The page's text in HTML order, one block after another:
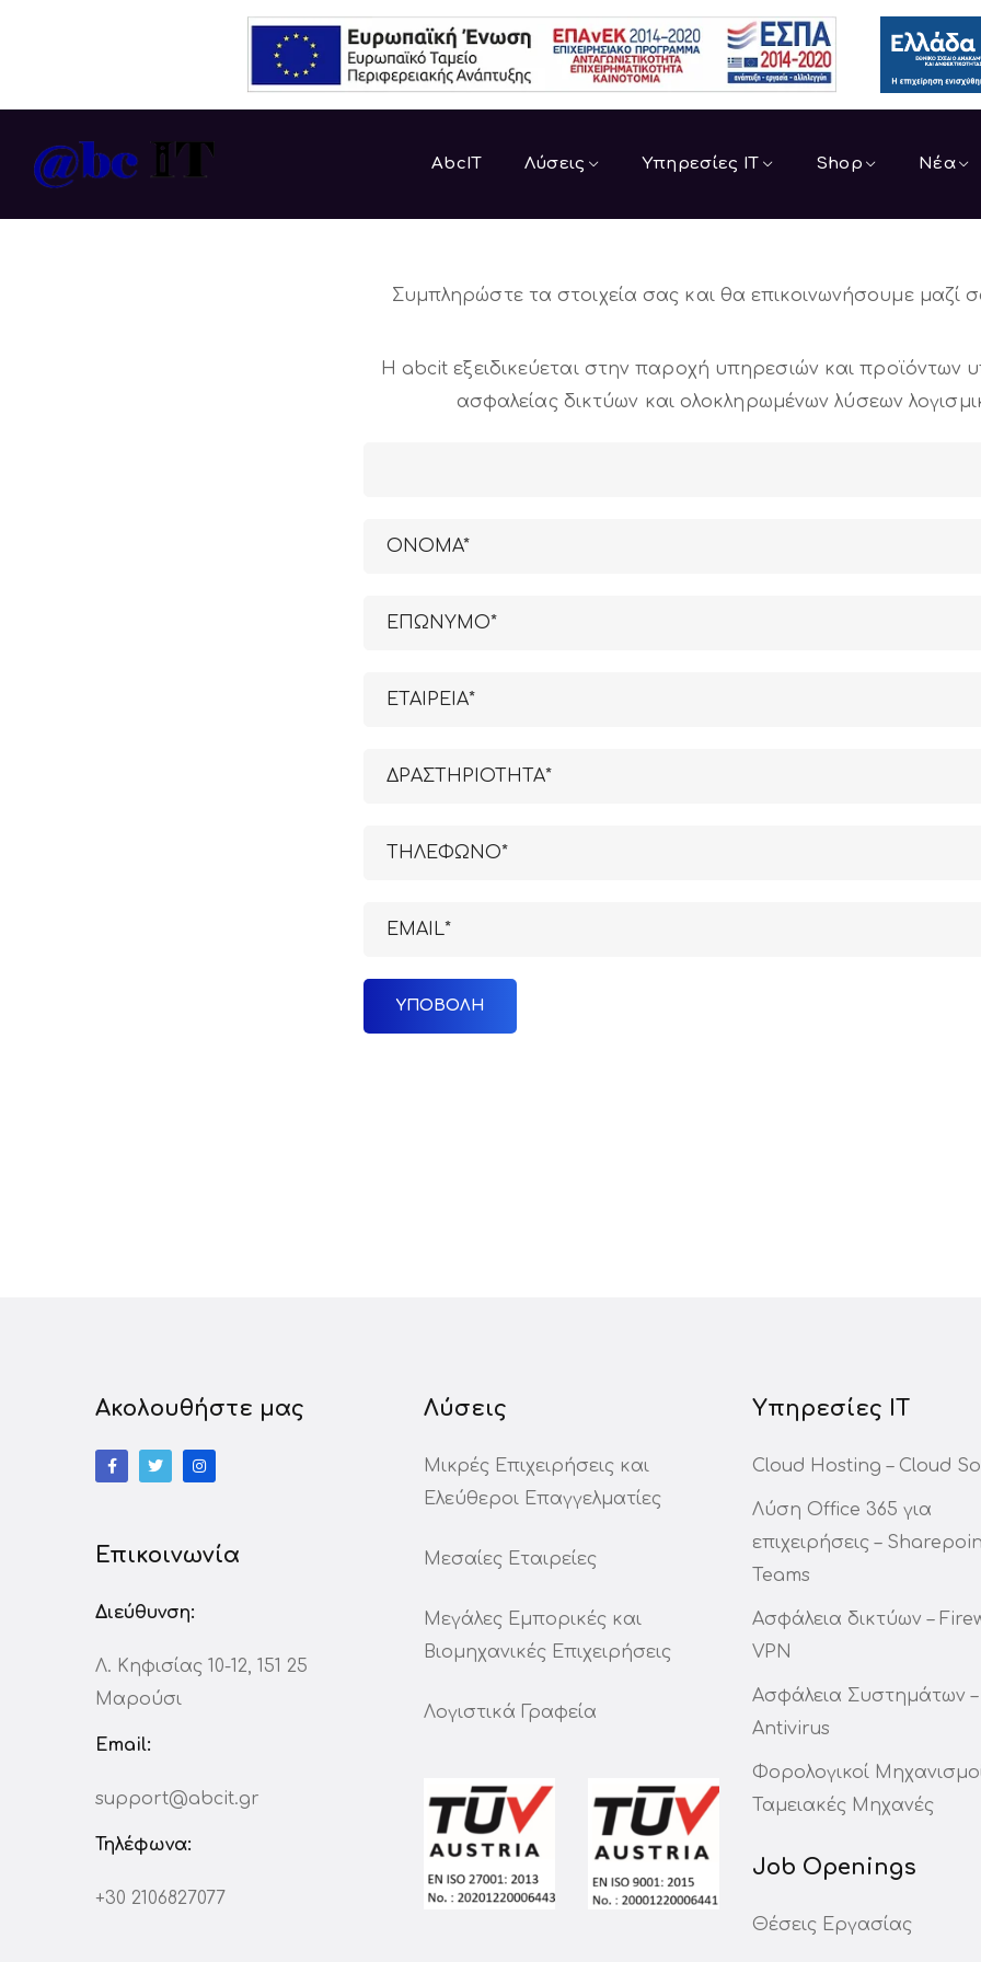
AbcIT Λύσεις Υπηρεσίες IT Shop Νέα
Συμπληρώστε τα στοιχεία σας και θα επικοινωνήσουμε μαζί
H abcit εξειδικεύεται στην παροχή υπηρεσιών και προϊόντων
ασφαλείας δικτύων και ολοκληρωμένων λύσεων
Ακολουθήστε μας
Επικοινωνία
Διεύθυνση:
Λ. Κηφισίας 10-12, 151 25
Μαρούσι
Email:
support@abcit.gr
Τηλέφωνα:
+30 2106827077
Λύσεις
Μικρές Επιχειρήσεις και
Ελεύθεροι Επαγγελματίες
Μεσαίες Εταιρείες
Μεγάλες Εμπορικές και
Βιομηχανικές Επιχειρήσεις
Λογιστικά Γραφεία
Υπηρεσίες ΙΤ
Cloud Hosting – Cloud
Λύση Office 365 για
επιχειρήσεις –
Teams
Ασφάλεια δικτύων –
VPN
Ασφάλεια Συστημάτων –
Antivirus
Φορολογικοί
Ταμειακές Μηχανές
Job Openings
Θέσεις Εργασίας